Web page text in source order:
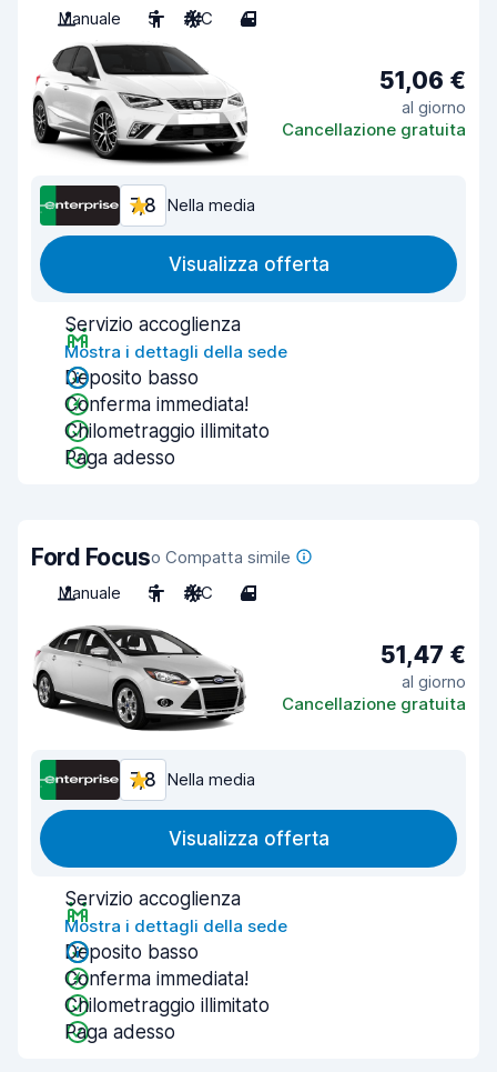
Manuale 5 A/C 4
51,06 €
al giorno
Cancellazione gratuita
7,8 Nella media
Visualizza offerta
Servizio accoglienza
Mostra i dettagli della sede
Deposito basso
Conferma immediata!
Chilometraggio illimitato
Paga adesso
Ford Focuso Compatta simile
Manuale
5 A/C 4
51,47 €
al giorno
Cancellazione gratuita
7,8 Nella media
Visualizza offerta
Servizio accoglienza
Mostra i dettagli della sede
Deposito basso
Conferma immediata!
Chilometraggio illimitato
Paga adesso